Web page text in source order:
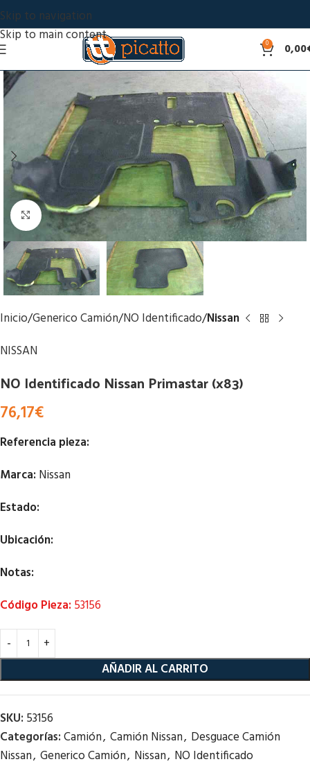
Skip to navigation
Skip to main content
0 0,00
Click to enlarge
Inicio Generico Camión NO Identificado Nissan
NISSAN
NO Identificado Nissan Primastar (x83)
76,17€
Referencia pieza:
Marca: Nissan
Estado:
Ubicación:
Notas:
Código Pieza: 53156
AÑADIR AL CARRITO
SKU: 53156
Categorías:Camión, Camión Nissan, Desguace Camión
Nissan, Generico Camión, Nissan, NO Identificado